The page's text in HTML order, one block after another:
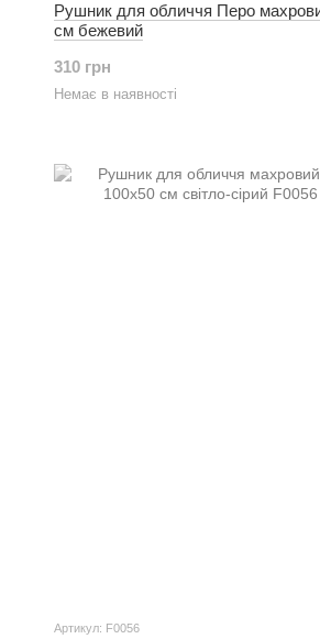
Рушник для обличчя Перо
см бежевий
310 грн
Немає в наявності
Артикул: F0056